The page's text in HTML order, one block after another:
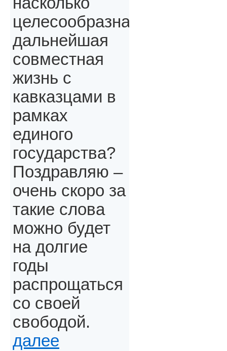
целесообразна
дальнейшая
совместная
жизнь с
кавказцами в
рамках
единого
государства?
Поздравляю –
очень скоро за
такие слова
можно будет
на долгие
годы
распрощаться
со своей
свободой.
далее